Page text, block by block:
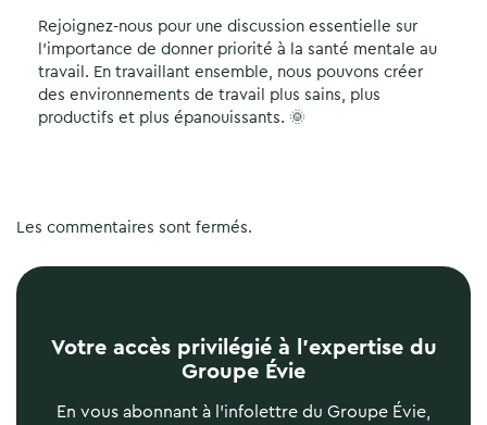
Rejoignez-nous pour une discussion essentielle sur
l’importance de donner priorité à la santé mentale au
travail. En travaillant ensemble, nous pouvons créer
des environnements de travail plus sains, plus
productifs et plus épanouissants. 🌞
Les commentaires sont fermés.
Votre accès privilégié à l’expertise du
Groupe Évie
En vous abonnant à l'infolettre du Groupe Évie,